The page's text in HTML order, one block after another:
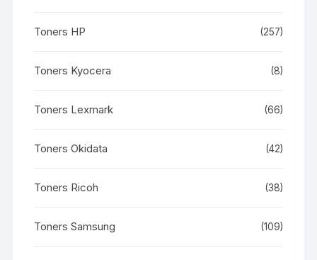
Toners HP (257)
Toners Kyocera (8)
Toners Lexmark (66)
Toners Okidata (42)
Toners Ricoh (38)
Toners Samsung (109)